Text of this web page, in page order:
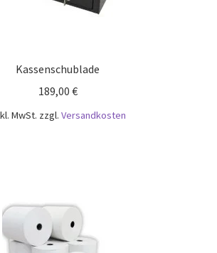
Kassenschublade
189,00 €
MwSt. zzgl. Versandkosten